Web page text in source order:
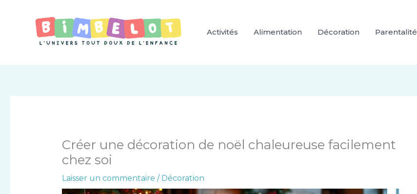
Activités Alimentation Décoration Parentalité
Créer une décoration de noël chaleureuse facilement
chez soi
Laisser un commentaire / Décoration